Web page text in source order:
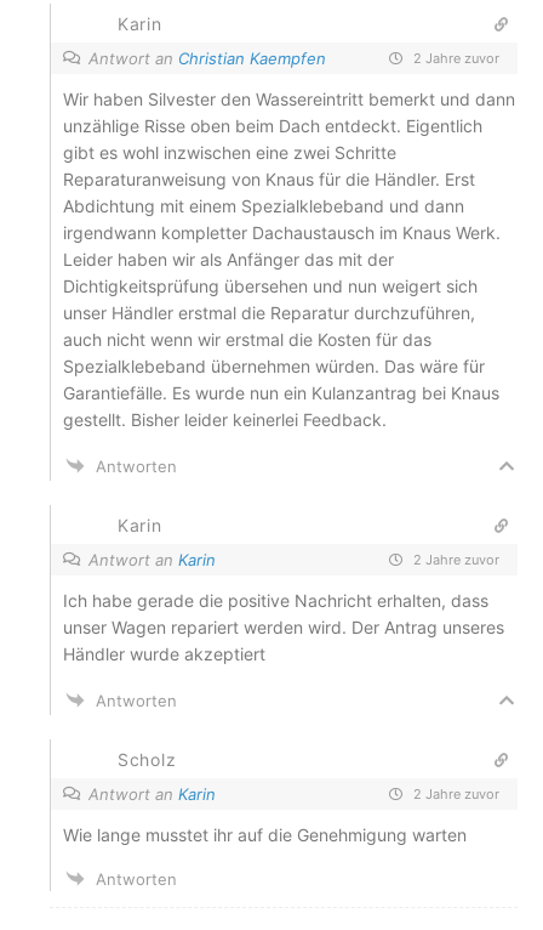
Karin
Antwort an Christian Kaempfen 2 Jahre zuvor
Wir haben Silvester den Wassereintritt bemerkt und dann
unzählige Risse oben beim Dach entdeckt. Eigentlich
gibt es wohl inzwischen eine zwei Schritte
Reparaturanweisung von Knaus für die Händler. Erst
Abdichtung mit einem Spezialklebeband und dann
irgendwann kompletter Dachaustausch im Knaus Werk.
Leider haben wir als Anfänger das mit der
Dichtigkeitsprüfung übersehen und nun weigert sich
unser Händler erstmal die Reparatur durchzuführen,
auch nicht wenn wir erstmal die Kosten für das
Spezialklebeband übernehmen würden. Das wäre für
Garantiefälle. Es wurde nun ein Kulanzantrag bei Knaus
gestellt. Bisher leider keinerlei Feedback.
Antworten
Karin
Antwort an Karin 2 Jahre zuvor
Ich habe gerade die positive Nachricht erhalten, dass
unser Wagen repariert werden wird. Der Antrag unseres
Händler wurde akzeptiert
Antworten
Scholz
Antwort an Karin 2 Jahre zuvor
Wie lange musstet ihr auf die Genehmigung warten
Antworten